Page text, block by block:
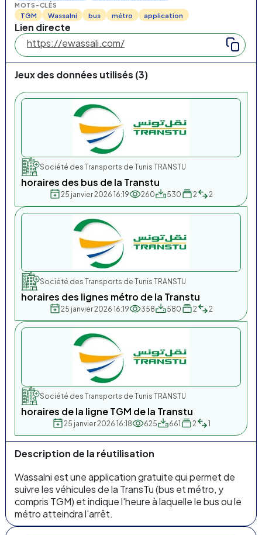
MOTS-CLÉS
TGM Wassalni bus métro application
Lien directe
Jeux des données utilisés (3)
Société des Transports de Tunis TRANSTU
horaires des bus de la Transtu
25 janvier 2026 16:19 260 530 2 2
Société des Transports de Tunis TRANSTU
horaires des lignes métro de la Transtu
25 janvier 2026 16:19 358 580 2 2
Société des Transports de Tunis TRANSTU
horaires de la ligne TGM de la Transtu
25 janvier 2026 16:18 625 661 2 1
Description de la réutilisation
Wassalni est une application gratuite qui permet de
suivre les véhicules de la TransTu (bus et métro, y
compris TGM) et indique l'heure à laquelle le bus ou le
métro atteindra l'arrêt.